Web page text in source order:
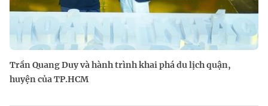
Trần Quang Duy và hành trình khai phá du lịch quận,
huyện của TP.HCM